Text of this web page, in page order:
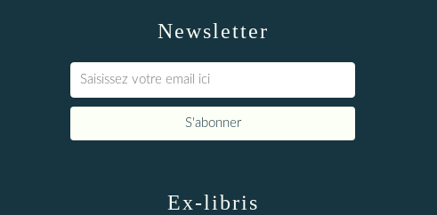
Newsletter
Ex-libris